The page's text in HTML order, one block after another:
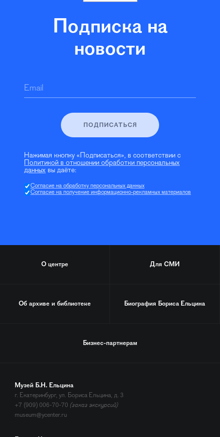
Подписка на
новости
Email
ПОДПИСАТЬСЯ
Нажимая кнопку «Подписаться», в соответствии с
Политикой в отношении обработки персональных
данных вы даёте:
Согласие на обработку персональных данных
Согласие на получение информационно-рекламных материалов
О центре Для СМИ
Об архиве и библиотеке Биография Бориса Ельцина
Бизнес-партнерам
Музей Б.Н. Ельцина
г. Екатеринбург, ул. Бориса Ельцина, д. 3
+7 (909) 006-70-70 (заказ экскурсий)
museum@ycenter.ru